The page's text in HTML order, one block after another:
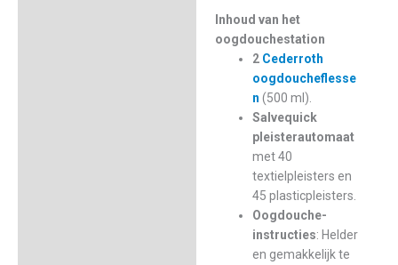
Inhoud van het
oogdouchestation
2 Cederroth
oogdoucheflesse
n (500 ml).
Salvequick
pleisterautomaat
met 40
textielpleisters en
45 plasticpleisters.
Oogdouche-
instructies: Helder
en gemakkelijk te